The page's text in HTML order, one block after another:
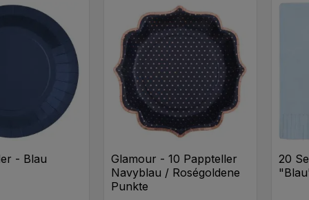
- Blau
Glamour - 10 Pappteller
Navyblau / Roségoldene
Punkte
20